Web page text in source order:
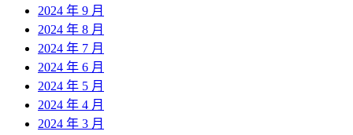
2024 年 9 月
2024 年 8 月
2024 年 7 月
2024 年 6 月
2024 年 5 月
2024 年 4 月
2024 年 3 月